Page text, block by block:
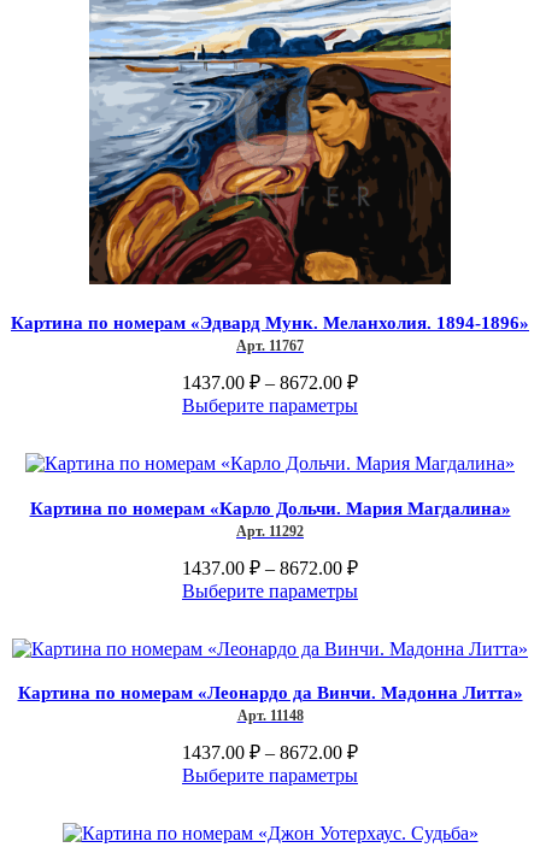
8214.00 ₽
несколько
вариаций.
Опции
можно
выбрать
на
странице
товара.
Картина по номерам «Эдвард Мунк. Меланхолия. 1894-1896»
Арт. 11767
1437.00 ₽ – 8672.00 ₽Диапазон
цен:
8672.00 ₽
Выберите параметрыЭтот
несколько
Опции
странице
Картина по номерам «Карло Дольчи. Мария Магдалина»
Арт. 11292
1437.00 ₽ – 8672.00 ₽Диапазон
цен:
8672.00 ₽
Выберите параметрыЭтот
несколько
Опции
выбрать
странице
Картина по номерам «Леонардо да Винчи. Мадонна Литта»
Арт. 11148
1437.00 ₽ – 8672.00 ₽Диапазон
цен:
8672.00 ₽
Выберите параметрыЭтот
несколько